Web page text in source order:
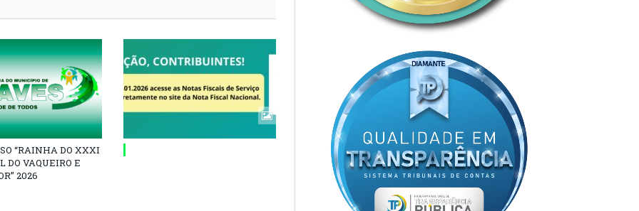
“RAINHA DO XXXI
DO VAQUEIRO E
2026